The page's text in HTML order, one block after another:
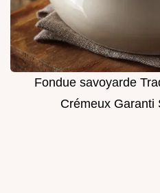
Fondue savoyarde
Crémeux Garanti